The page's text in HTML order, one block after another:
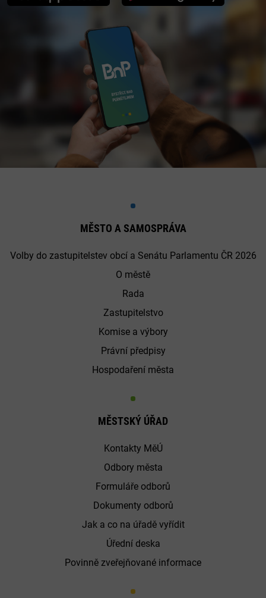
MĚSTO A SAMOSPRÁVA
Volby do zastupitelstev obcí a Senátu Parlamentu ČR 2026
O městě
Rada
Zastupitelstvo
Komise a výbory
Právní předpisy
Hospodaření města
MĚSTSKÝ ÚŘAD
Kontakty MěÚ
Odbory města
Formuláře odborů
Dokumenty odborů
Jak a co na úřadě vyřídit
Úřední deska
Povinně zveřejňované informace